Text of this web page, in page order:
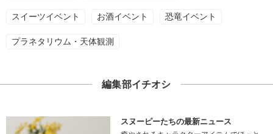
スイーツイベント お酒イベント 恐竜イベント
プラネタリウム・天体観測
編集部イチオシ
スヌーピーたちの最新ニュース